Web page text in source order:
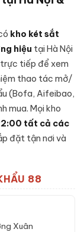
lực dày 5mm,
thép Φ22mm
khoang chính + 1
3 trục báo động.
khẩu Bofa
Face ID
kho két sắt
hiệu tại Hà Nội
trực tiếp để xem
thao tác mở/
(Bofa, Aifeibao,
mua. Mọi kho
tất cả các
đặt tận nơi và
88
Xuân